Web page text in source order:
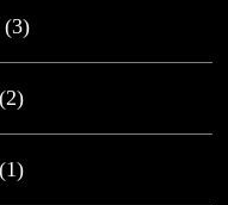
(3)
(2)
(1)